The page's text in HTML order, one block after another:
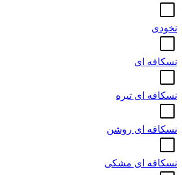
نخودی
نسکافه ای
نسکافه ای تیره
نسکافه ای روشن
نسکافه ای مشکی